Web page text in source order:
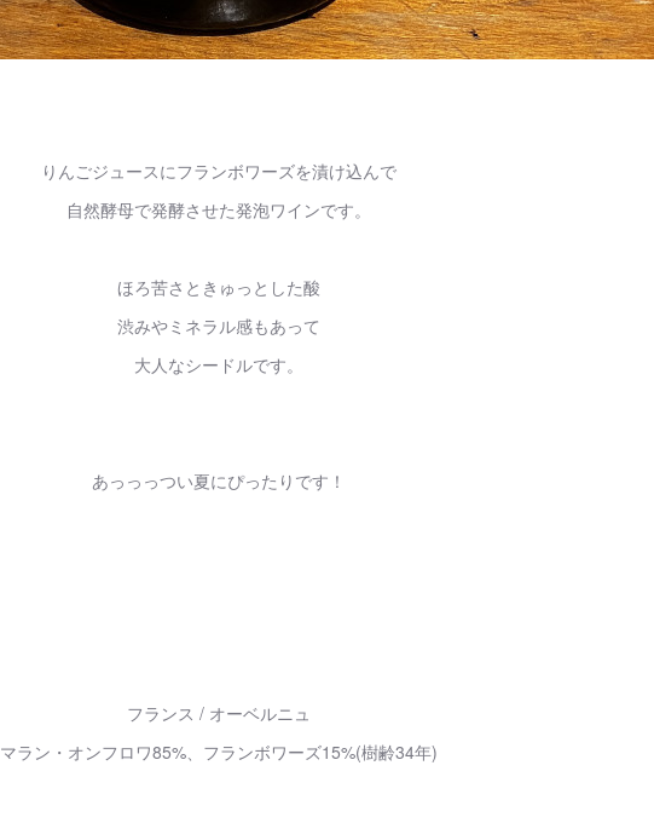
りんごジュースにフランボワーズを漬け込んで
自然酵母で発酵させた発泡ワインです。
ほろ苦さときゅっとした酸
渋みやミネラル感もあって
大人なシードルです。
あっっっつい夏にぴったりです！
フランス / オーベルニュ
マラン・オンフロワ85%、フランボワーズ15%(樹齢34年)